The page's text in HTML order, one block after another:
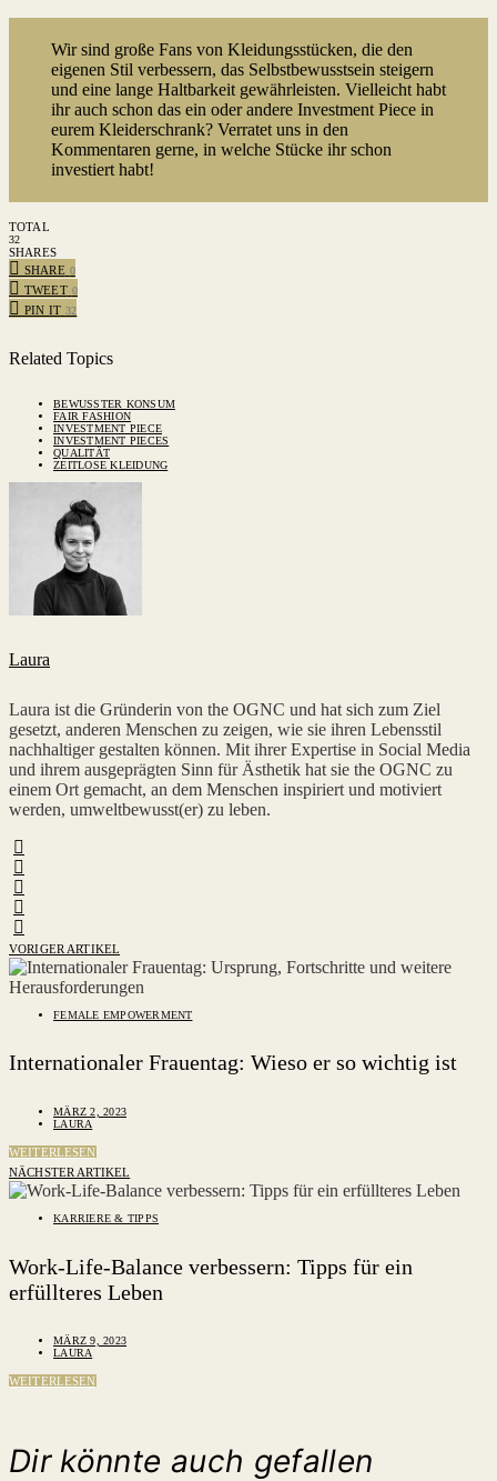
Wir sind große Fans von Kleidungsstücken, die den
eigenen Stil verbessern, das Selbstbewusstsein steigern
und eine lange Haltbarkeit gewährleisten. Vielleicht habt
ihr auch schon das ein oder andere Investment Piece in
eurem Kleiderschrank? Verratet uns in den
Kommentaren gerne, in welche Stücke ihr schon
investiert habt!
TOTAL
32
SHARES
SHARE 0
TWEET 0
PIN IT 32
Related Topics
BEWUSSTER KONSUM
FAIR FASHION
INVESTMENT PIECE
INVESTMENT PIECES
QUALITÄT
ZEITLOSE KLEIDUNG
Laura
Laura ist die Gründerin von the OGNC und hat sich zum Ziel
gesetzt, anderen Menschen zu zeigen, wie sie ihren Lebensstil
nachhaltiger gestalten können. Mit ihrer Expertise in Social Media
und ihrem ausgeprägten Sinn für Ästhetik hat sie the OGNC zu
einem Ort gemacht, an dem Menschen inspiriert und motiviert
werden, umweltbewusst(er) zu leben.
VORIGER ARTIKEL
FEMALE EMPOWERMENT
Internationaler Frauentag: Wieso er so wichtig ist
MÄRZ 2, 2023
LAURA
WEITERLESEN
NÄCHSTER ARTIKEL
KARRIERE & TIPPS
Work-Life-Balance verbessern: Tipps für ein
erfüllteres Leben
MÄRZ 9, 2023
LAURA
WEITERLESEN
Dir könnte auch gefallen